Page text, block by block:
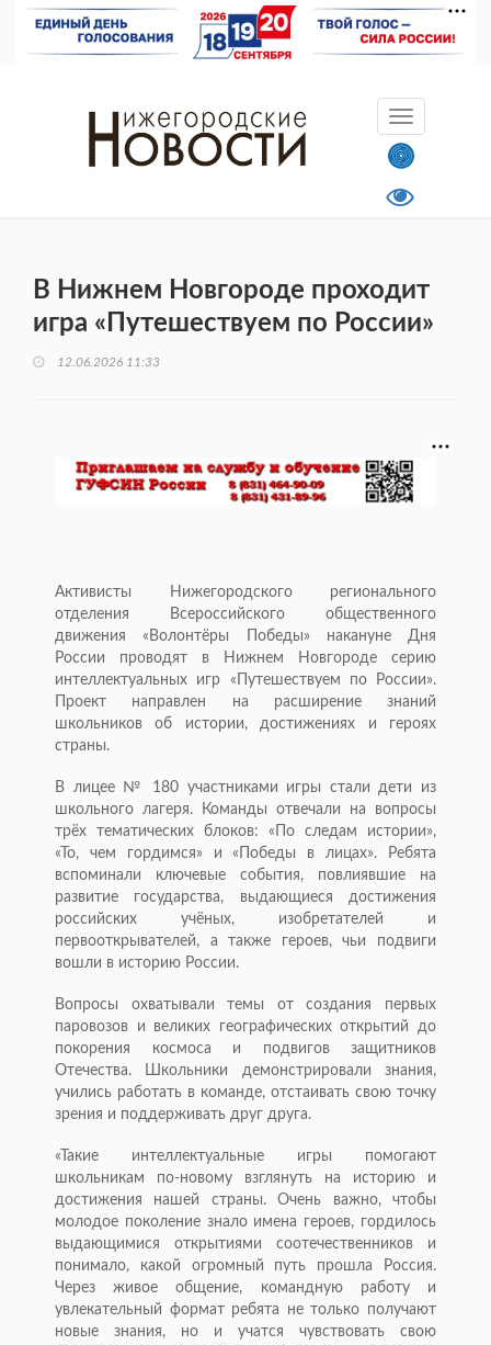
В Нижнем Новгороде проходит
игра «Путешествуем по России»
12.06.2026 11:33
Активисты Нижегородского регионального
отделения Всероссийского общественного
движения «Волонтёры Победы» накануне Дня
России проводят в Нижнем Новгороде серию
интеллектуальных игр «Путешествуем по России».
Проект направлен на расширение знаний
школьников об истории, достижениях и героях
страны.
В лицее № 180 участниками игры стали дети из
школьного лагеря. Команды отвечали на вопросы
трёх тематических блоков: «По следам истории»,
«То, чем гордимся» и «Победы в лицах». Ребята
вспоминали ключевые события, повлиявшие на
развитие государства, выдающиеся достижения
российских учёных, изобретателей и
первооткрывателей, а также героев, чьи подвиги
вошли в историю России.
Вопросы охватывали темы от создания первых
паровозов и великих географических открытий до
покорения космоса и подвигов защитников
Отечества. Школьники демонстрировали знания,
учились работать в команде, отстаивать свою точку
зрения и поддерживать друг друга.
«Такие интеллектуальные игры помогают
школьникам по-новому взглянуть на историю и
достижения нашей страны. Очень важно, чтобы
молодое поколение знало имена героев, гордилось
выдающимися открытиями соотечественников и
понимало, какой огромный путь прошла Россия.
Через живое общение, командную работу и
увлекательный формат ребята не только получают
новые знания, но и учатся чувствовать свою